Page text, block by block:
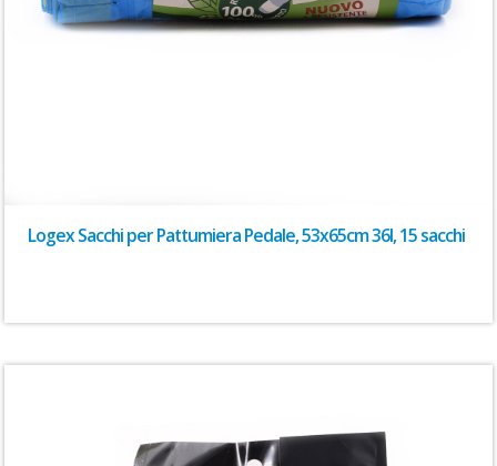
Logex Sacchi per Pattumiera Pedale, 53x65cm 36l, 15 sacchi